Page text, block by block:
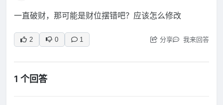
一直破财，那可能是财位摆错吧？应该怎么修改
2 0 1 分享 我来回答
1 个回答